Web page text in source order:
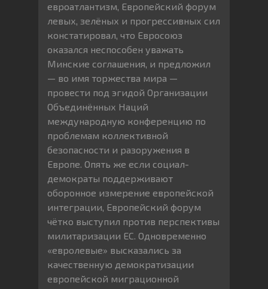
евроатлантизм, Европейский форум
левых, зелёных и прогрессивных сил
констатировал, что Евросоюз
оказался неспособен уважать
Минские соглашения, и предложил
— во имя торжества мира —
провести под эгидой Организации
Объединённых Наций
международную конференцию по
проблемам коллективной
безопасности и разоружения в
Европе. Опять же если социал-
демократы поддерживают
оборонное измерение европейской
интеграции, Европейский форум
чётко выступил против перспективы
милитаризации ЕС. Одновременно
«евролевые» высказались за
качественную демократизации
европейской миграционной